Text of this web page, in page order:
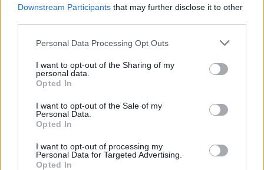
Downstream Participants that may further disclose it to other
Personal Data Processing Opt Outs
I want to opt-out of the Sharing of my
personal data.
Opted In
I want to opt-out of the Sale of my
Personal Data.
Opted In
I want to opt-out of processing my
Personal Data for Targeted Advertising.
Opted In
divisioona
4. helmikuuta 0:00: Finaali
Edellinen artikkeli
Elias Pettersson voitti
Seuraava artikkeli